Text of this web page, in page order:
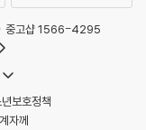
중고샵 1566-4295
보호정책
자께